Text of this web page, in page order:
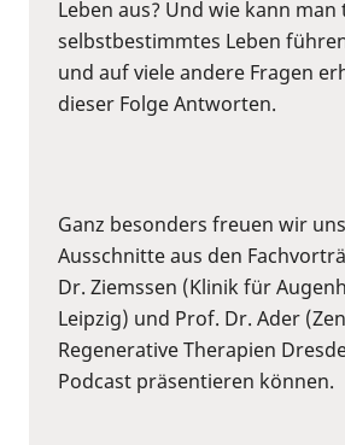
Leben aus? Und wie kann
selbstbestimmtes Leben
und auf viele andere Fragen
dieser Folge Antworten.
Ganz besonders freuen wir
Ausschnitte aus den
Dr. Ziemssen (Klinik für
Leipzig) und Prof. Dr. Ader
Regenerative Therapien
Podcast präsentieren können.